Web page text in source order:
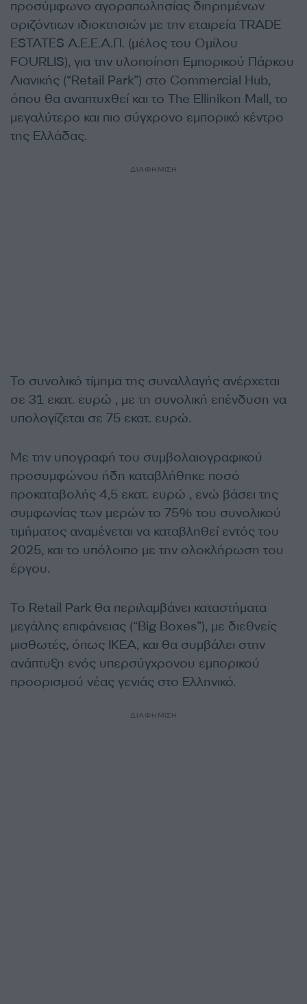
προσύμφωνο αγοραπωλησίας διηρημένων
οριζόντιων ιδιοκτησιών με την εταιρεία TRADE
ESTATES Α.Ε.Ε.Α.Π. (μέλος του Ομίλου
FOURLIS), για την υλοποίηση Εμπορικού Πάρκου
Λιανικής (“Retail Park”) στο Commercial Hub,
όπου θα αναπτυχθεί και το The Ellinikon Mall, το
μεγαλύτερο και πιο σύγχρονο εμπορικό κέντρο
της Ελλάδας.
ΔΙΑΦΗΜΙΣΗ
Το συνολικό τίμημα της συναλλαγής ανέρχεται
σε 31 εκατ. ευρώ , με τη συνολική επένδυση να
υπολογίζεται σε 75 εκατ. ευρώ.
Με την υπογραφή του συμβολαιογραφικού
προσυμφώνου ήδη καταβλήθηκε ποσό
προκαταβολής 4,5 εκατ. ευρώ , ενώ βάσει της
συμφωνίας των μερών το 75% του συνολικού
τιμήματος αναμένεται να καταβληθεί εντός του
2025, και το υπόλοιπο με την ολοκλήρωση του
έργου.
Το Retail Park θα περιλαμβάνει καταστήματα
μεγάλης επιφάνειας (“Big Boxes”), με διεθνείς
μισθωτές, όπως IKEA, και θα συμβάλει στην
ανάπτυξη ενός υπερσύγχρονου εμπορικού
προορισμού νέας γενιάς στο Ελληνικό.
ΔΙΑΦΗΜΙΣΗ